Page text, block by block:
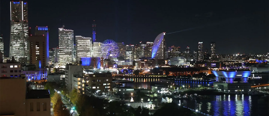
観光ガイド